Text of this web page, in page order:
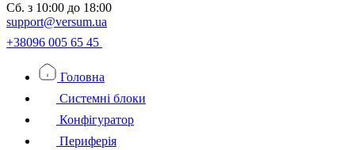
Сб. з 10:00 до 18:00
support@versum.ua
+38096 005 65 45
Головна
Системні блоки
Конфігуратор
Периферія